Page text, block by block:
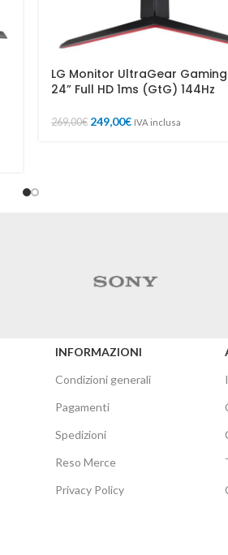
LG Monitor UltraGear Gaming
24” Full HD 1ms (GtG) 144Hz
269,00€ 249,00€ IVA inclusa
INFORMAZIONI
Condizioni generali
Pagamenti
Spedizioni
Reso Merce
Privacy Policy